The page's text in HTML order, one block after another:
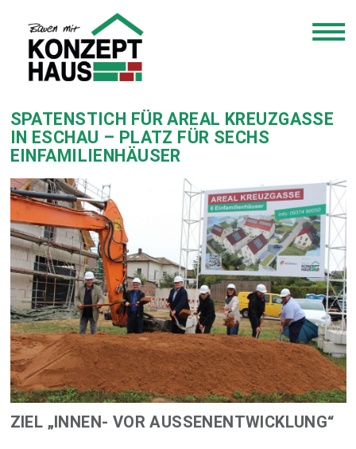
SPATENSTICH FÜR AREAL KREUZGASSE
IN ESCHAU – PLATZ FÜR SECHS
EINFAMILIENHÄUSER
ZIEL „INNEN- VOR AUSSENENTWICKLUNG“